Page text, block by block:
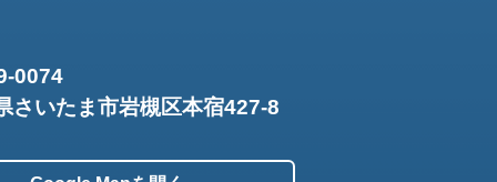
0074
さいたま市岩槻区本宿427-8